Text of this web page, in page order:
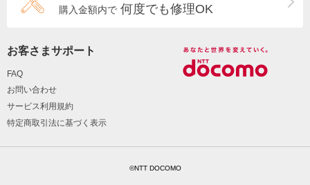
購入金額内で 何度でも修理OK
お客さまサポート
FAQ
お問い合わせ
サービス利用規約
特定商取引法に基づく表示
©NTT DOCOMO